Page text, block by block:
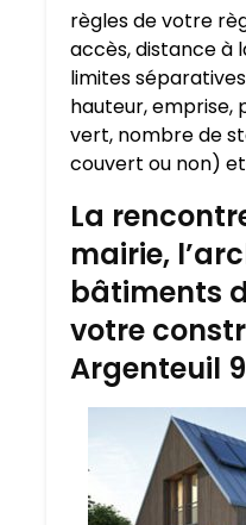
règles de votre
accès, distance à
limites
hauteur, emprise,
vert, nombre de
couvert ou non)
La
mairie,
bâtiments
votre
Argenteuil